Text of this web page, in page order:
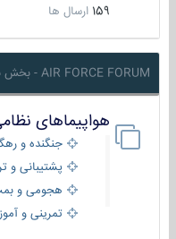
159 ارسال ها
AIR FORCE FORUM - بخش نیروی هوایی
هواپیماهای نظامی
جنگنده و رهگیر
پشتیبانی و
هجومی و بمب
تمرینی و